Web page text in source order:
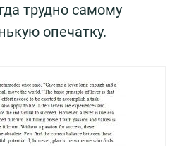
трудно самому
опечатку.